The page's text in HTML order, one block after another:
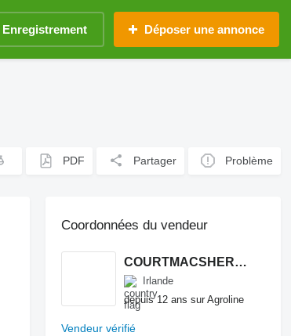
Déposer une annonce
PDF Partager Problème
Coordonnées du vendeur
COURTMACSHERRY MACHINERY LTD
Irlande
depuis 12 ans sur Agroline
Vendeur vérifié